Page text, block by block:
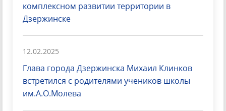
комплексном развитии территории в
Дзержинске
12.02.2025
Глава города Дзержинска Михаил Клинков
встретился с родителями учеников школы
им.А.О.Молева